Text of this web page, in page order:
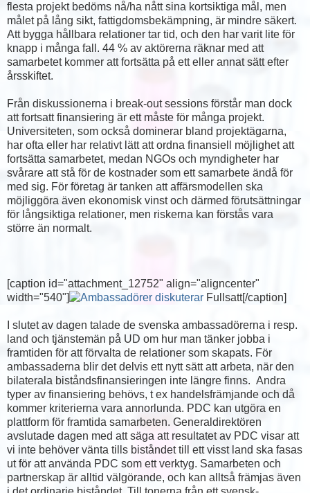
flesta projekt bedöms nå/ha nått sina kortsiktiga mål, men
målet på lång sikt, fattigdomsbekämpning, är mindre säkert.
Att bygga hållbara relationer tar tid, och den har varit lite för
knapp i många fall. 44 % av aktörerna räknar med att
samarbetet kommer att fortsätta på ett eller annat sätt efter
årsskiftet.
Från diskussionerna i break-out sessions förstår man dock
att fortsatt finansiering är ett måste för många projekt.
Universiteten, som också dominerar bland projektägarna,
har ofta eller har relativt lätt att ordna finansiell möjlighet att
fortsätta samarbetet, medan NGOs och myndigheter har
svårare att stå för de kostnader som ett samarbete ändå för
med sig. För företag är tanken att affärsmodellen ska
möjliggöra även ekonomisk vinst och därmed förutsättningar
för långsiktiga relationer, men riskerna kan förstås vara
större än normalt.
[caption id="attachment_12752" align="aligncenter"
width="540"]
Fullsatt[/caption]
I slutet av dagen talade de svenska ambassadörerna i resp.
land och tjänstemän på UD om hur man tänker jobba i
framtiden för att förvalta de relationer som skapats. För
ambassaderna blir det delvis ett nytt sätt att arbeta, när den
bilaterala biståndsfinansieringen inte längre finns. Andra
typer av finansiering behövs, t ex handelsfrämjande och då
kommer kriterierna vara annorlunda. PDC kan utgöra en
plattform för framtida samarbeten. Generaldirektören
avslutade dagen med att säga att resultatet av PDC visar att
vi inte behöver vänta tills biståndet till ett visst land ska fasas
ut för att använda PDC som ett verktyg. Samarbeten och
partnerskap är alltid välgörande, och kan alltså främjas även